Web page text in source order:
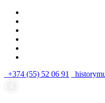
+374 (55) 52 06 91